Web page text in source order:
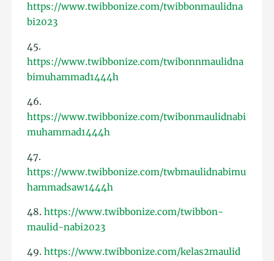
https://www.twibbonize.com/twibbonmaulidna
bi2023
45.
https://www.twibbonize.com/twibonnmaulidna
bimuhammad1444h
46.
https://www.twibbonize.com/twibonmaulidnabi
muhammad1444h
47.
https://www.twibbonize.com/twbmaulidnabimu
hammadsaw1444h
48.https://www.twibbonize.com/twibbon-
maulid-nabi2023
49.https://www.twibbonize.com/kelas2maulid